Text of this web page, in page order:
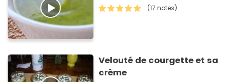
(17 notes)
Velouté de courgette et sa
crème